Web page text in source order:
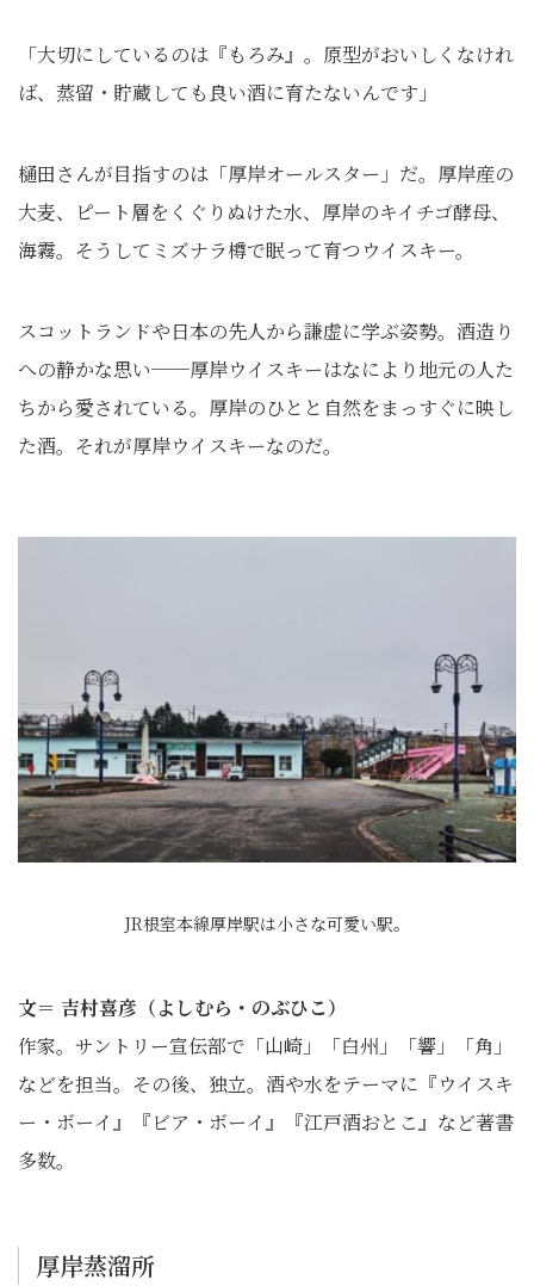
「大切にしているのは『もろみ』。原型がおいしくなけれ
ば、蒸留・貯蔵しても良い酒に育たないんです」
樋田さんが目指すのは「厚岸オールスター」だ。厚岸産の
大麦、ピート層をくぐりぬけた水、厚岸のキイチゴ酵母、
海霧。そうしてミズナラ樽で眠って育つウイスキー。
スコットランドや日本の先人から謙虚に学ぶ姿勢。酒造り
への静かな思い──厚岸ウイスキーはなにより地元の人た
ちから愛されている。厚岸のひとと自然をまっすぐに映し
た酒。それが厚岸ウイスキーなのだ。
JR根室本線厚岸駅は小さな可愛い駅。
文＝ 吉村喜彦（よしむら・のぶひこ）
作家。サントリー宣伝部で「山崎」「白州」「響」「角」
などを担当。その後、独立。酒や水をテーマに『ウイスキ
ー・ボーイ』『ビア・ボーイ』『江戸酒おとこ』など著書
多数。
厚岸蒸溜所